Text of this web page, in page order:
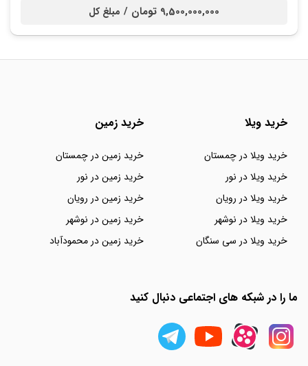
9,500,000,000 تومان / مبلغ کل
خرید ویلا
خرید ویلا در چمستان
خرید ویلا در نور
خرید ویلا در رویان
خرید ویلا در نوشهر
خرید ویلا در سی سنگان
خرید زمین
خرید زمین در چمستان
خرید زمین در نور
خرید زمین در رویان
خرید زمین در نوشهر
خرید زمین در محمودآباد
ما را در شبکه های اجتماعی دنبال کنید